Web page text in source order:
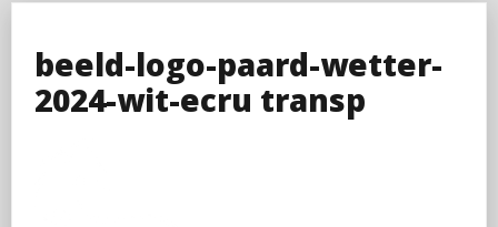
beeld-logo-paard-wetter-
2024-wit-ecru transp